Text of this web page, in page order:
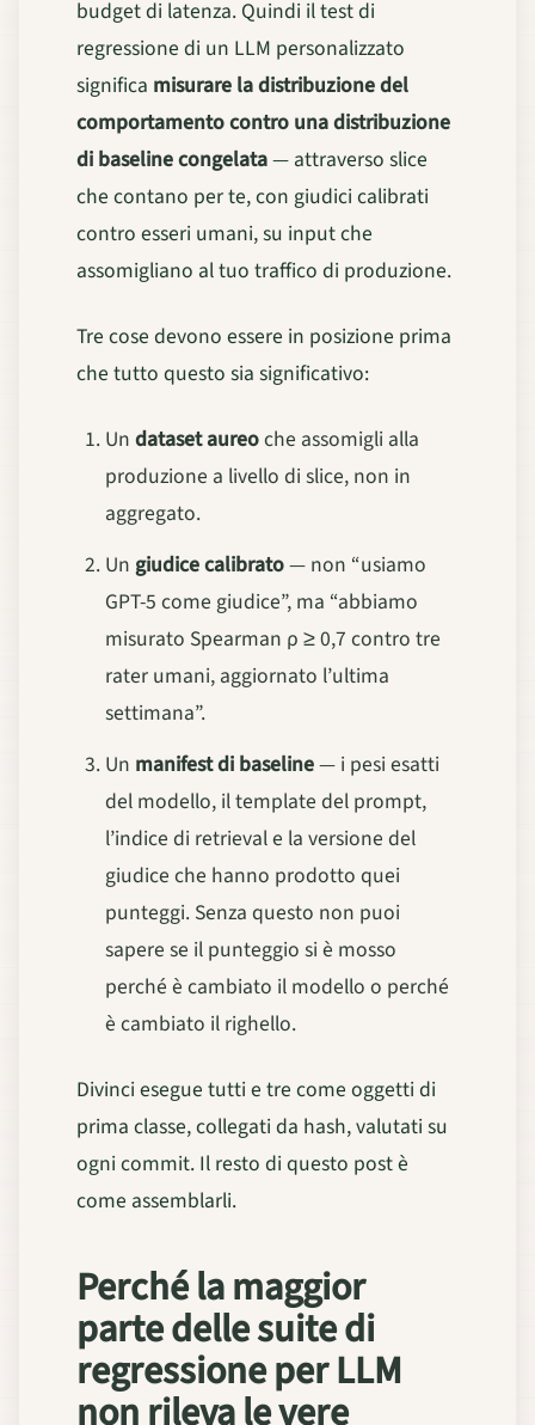
budget di latenza. Quindi il test di
regressione di un LLM personalizzato
significa misurare la distribuzione del
comportamento contro una distribuzione
di baseline congelata— attraverso slice
che contano per te, con giudici calibrati
contro esseri umani, su input che
assomigliano al tuo traffico di produzione.
Tre cose devono essere in posizione prima
che tutto questo sia significativo:
Un dataset aureoche assomigli alla
produzione a livello di slice, non in
aggregato.
Un giudice calibrato— non “usiamo
GPT-5 come giudice”, ma “abbiamo
misurato Spearman ρ ≥ 0,7 contro tre
rater umani, aggiornato l’ultima
settimana”.
Un manifest di baseline— i pesi esatti
del modello, il template del prompt,
l’indice di retrieval e la versione del
giudice che hanno prodotto quei
punteggi. Senza questo non puoi
sapere se il punteggio si è mosso
perché è cambiato il modello o perché
è cambiato il righello.
Divinci esegue tutti e tre come oggetti di
prima classe, collegati da hash, valutati su
ogni commit. Il resto di questo post è
come assemblarli.
Perché la maggior
parte delle suite di
regressione per LLM
non rileva le vere